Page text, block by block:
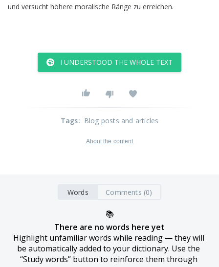
und versucht höhere moralische Ränge zu erreichen.
I UNDERSTOOD THE WHOLE TEXT
Tags: Blog posts and articles
About the content
Words Comments (0)
📚
There are no words here yet
Highlight unfamiliar words while reading — they will
be automatically added to your dictionary. Use the
“Study words” button to reinforce them through